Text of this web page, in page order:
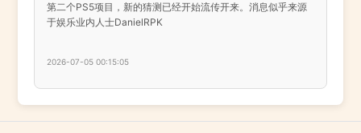
第二个PS5项目，新的猜测已经开始流传开来。消息似乎来源
于娱乐业内人士DanielRPK
2026-07-05 00:15:05